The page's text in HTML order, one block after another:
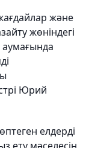
және
жөніндегі
Юрий
елдерді